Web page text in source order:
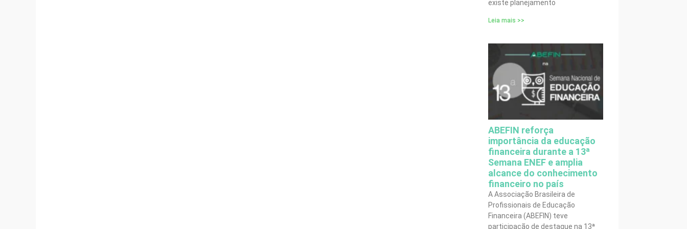
existe planejamento
Leia mais >>
ABEFIN reforça
importância da educação
financeira durante a 13ª
Semana ENEF e amplia
alcance do conhecimento
financeiro no país
A Associação Brasileira de
Profissionais de Educação
Financeira (ABEFIN) teve
participação de destaque na 13ª